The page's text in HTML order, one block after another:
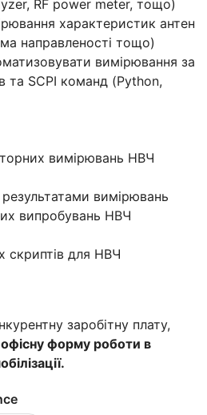
RF power meter, тощо)
характеристик антен
направленості тощо)
вимірювання за
та SCPI команд (Python,
вимірювань НВЧ
результатами вимірювань
випробувань НВЧ
скриптів для НВЧ
заробітну плату,
офісну форму роботи в